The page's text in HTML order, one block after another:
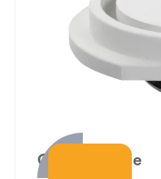
Gipsair Circle